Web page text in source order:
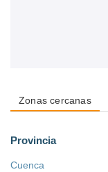
Zonas cercanas
Provincia
Cuenca